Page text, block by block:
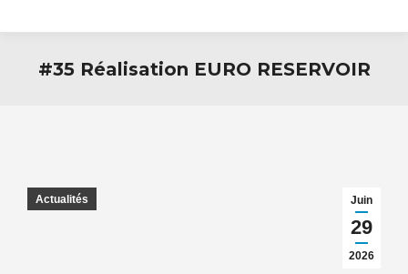
#35 Réalisation EURO RESERVOIR
Juin
29
2026
Actualités